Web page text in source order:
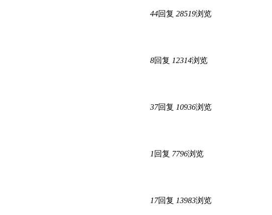
44回复 28519浏览
8回复 12314浏览
37回复 10936浏览
1 回复 7796浏览
17回复 13983浏览